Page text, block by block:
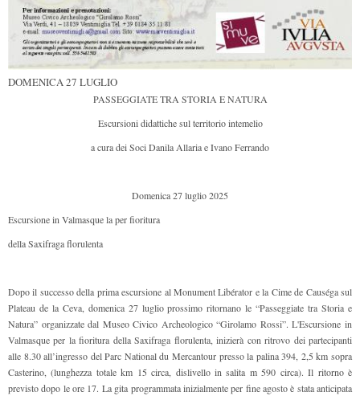
DOMENICA 27 LUGLIO
PASSEGGIATE TRA STORIA E NATURA
Escursioni didattiche sul territorio intemelio
a cura dei Soci Danila Allaria e Ivano Ferrando
Domenica 27 luglio 2025
Escursione in Valmasque la per fioritura
della Saxifraga florulenta
Dopo il successo della prima escursione al Monument Libérator e la Cime de Causéga sul
Plateau de la Ceva, domenica 27 luglio prossimo ritornano le “Passeggiate tra Storia e
Natura” organizzate dal Museo Civico Archeologico “Girolamo Rossi”. L'Escursione in
Valmasque per la fioritura della Saxifraga florulenta, inizierà con ritrovo dei partecipanti
alle 8.30 all’ingresso del Parc National du Mercantour presso la palina 394, 2,5 km sopra
Casterino, (lunghezza totale km 15 circa, dislivello in salita m 590 circa). Il ritorno è
previsto dopo le ore 17. La gita programmata inizialmente per fine agosto è stata anticipata